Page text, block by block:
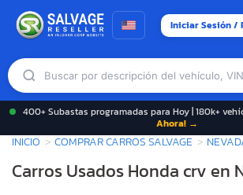
Iniciar Sesión /
400+ Subastas programadas para Hoy | 180k+
Ahora! →
INICIO COMPRAR CARROS SALVAGE
Carros Usados Honda crv en